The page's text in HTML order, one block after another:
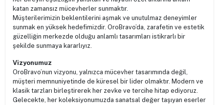
katan zamansız mücevherler sunmaktır.
Müşterilerimizin beklentilerini aşmak ve unutulmaz deneyimler
sunmak en yüksek hedefimizdir. OroBravo’da, zarafetin ve estetik
güzelliğin merkezde olduğu anlamlı tasarımları istikrarlı bir
şekilde sunmaya kararlıyız.
Vizyonumuz
OroBravo’nun vizyonu, yalnızca mücevher tasarımında değil,
müşteri memnuniyetinde de küresel bir lider olmaktır. Modern ve
klasik tarzları birleştirerek her zevke ve tercihe hitap ediyoruz.
Gelecekte, her koleksiyonumuzda sanatsal değer taşıyan eserler